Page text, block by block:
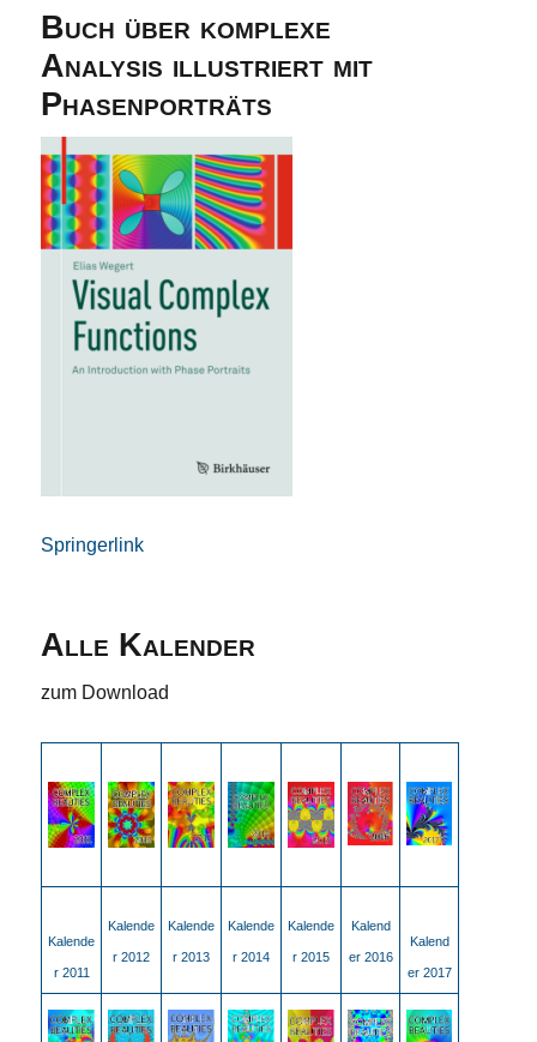
Buch über komplexe
Analysis illustriert mit
Phasenporträts
Springerlink
Alle Kalender
zum Download
Kalende
r 2011
Kalende
r 2012
Kalende
r 2013
Kalende
r 2014
Kalende
r 2015
Kalend
er 2016
Kalend
er 2017